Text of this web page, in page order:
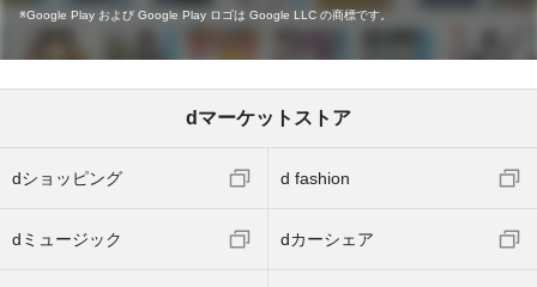
Google Play および Google Play ロゴは Google LLC の商標です。
dマーケットストア
dショッピング d fashion
dミュージック dカーシェア